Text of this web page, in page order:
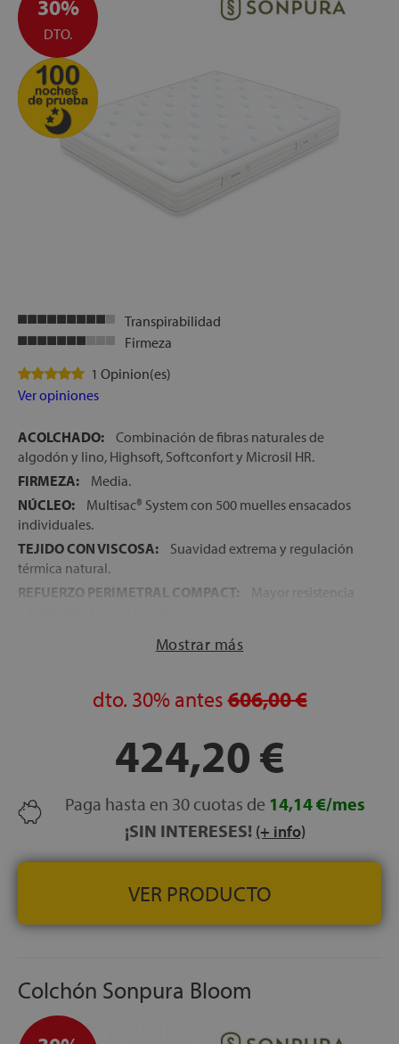
30%
DTO.
Transpirabilidad
Firmeza
1 Opinion(es)
Ver opiniones
ACOLCHADO:
Combinación de fibras naturales de
algodón y lino, Highsoft, Softconfort y Microsil HR.
FIRMEZA:
Media.
NÚCLEO:
Multisac® System con 500 muelles ensacados
individuales.
TEJIDO CON VISCOSA:
Suavidad extrema y regulación
térmica natural.
REFUERZO PERIMETRAL COMPACT:
Mayor resistencia
ALIVIO DE PRESIONES:
Distribuye el peso de manera
equilibrada para una sensación de ingravidez.
movimientos durante la noche.
tejido 3D transpirable y fibras naturales.
ENVÍO, MONTAJE Y RETIRADA DEL COLCHÓN
FABRICADO EN ESPAÑA con los más altos estándares
ALTURA: 30 cm ±1 cm.
Mostrar más
dto. 30% antes606,00 €
424,20 €
Paga hasta en 30 cuotas de 14,14 €/mes
¡SIN INTERESES! (+ info)
VER PRODUCTO
Colchón Sonpura Bloom